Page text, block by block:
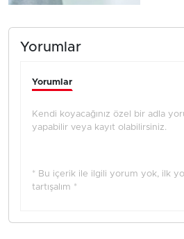
Yorumlar
Yorumlar
Kendi koyacağınız özel bir adla
yapabilir veya kayıt olabilirsiniz.
* Bu içerik ile ilgili yorum yok, ilk
tartışalım *